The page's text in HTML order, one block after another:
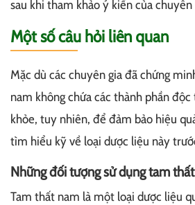
sau khi tham khảo ý kiến của chuyên
Một số câu hỏi liên quan
Mặc dù các chuyên gia đã chứng
nam không chứa các thành phần độc
khỏe, tuy nhiên, để đảm bảo hiệu
tìm hiểu kỹ về loại dược liệu này
Những đối tượng sử dụng tam
Tam thất nam là một loại dược liệu